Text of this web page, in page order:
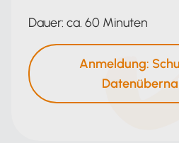
Dauer: ca. 60 Minuten
Anmeldung: